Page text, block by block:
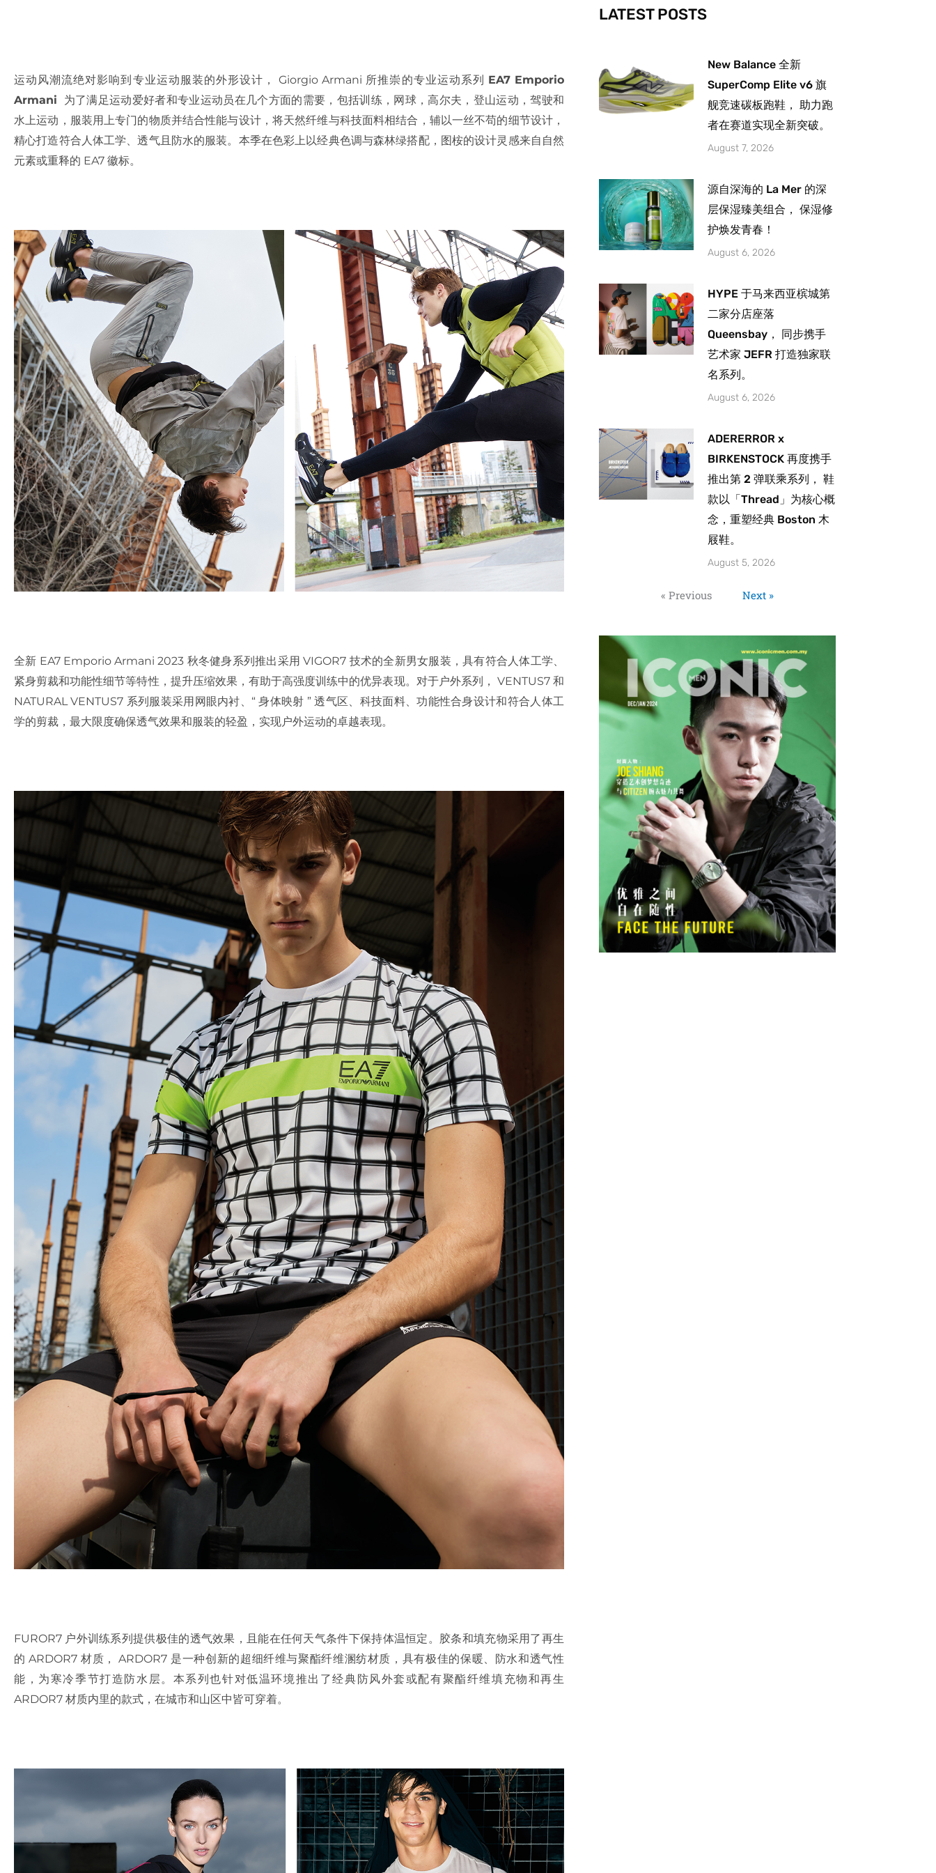
运动风潮流绝对影响到专业运动服装的外形设计， Giorgio Armani 所推崇的专业运动系列 EA7 Emporio
Armani
为了满足运动爱好者和专业运动员在几个方面的需要，包括训练，网球，高尔夫，登山运动，驾驶和
水上运动，服装用上专门的物质并结合性能与设计，将天然纤维与科技面料相结合，辅以一丝不苟的细节设计，
精心打造符合人体工学、透气且防水的服装。本季在色彩上以经典色调与森林绿搭配，图桉的设计灵感来自自然
元素或重释的 EA7 徽标。
全新 EA7 Emporio Armani 2023 秋冬健身系列推出采用 VIGOR7 技术的全新男女服装，具有符合人体工学、
紧身剪裁和功能性细节等特性，提升压缩效果，有助于高强度训练中的优异表现。对于户外系列， VENTUS7 和
NATURAL VENTUS7 系列服装采用网眼内衬、“ 身体映射 ” 透气区、科技面料、功能性合身设计和符合人体工
学的剪裁，最大限度确保透气效果和服装的轻盈，实现户外运动的卓越表现。
FUROR7 户外训练系列提供极佳的透气效果，且能在任何天气条件下保持体温恒定。胶条和填充物采用了再生
的 ARDOR7 材质， ARDOR7 是一种创新的超细纤维与聚酯纤维溷纺材质，具有极佳的保暖、防水和透气性
能，为寒冷季节打造防水层。本系列也针对低温环境推出了经典防风外套或配有聚酯纤维填充物和再生
ARDOR7 材质内里的款式，在城市和山区中皆可穿着。
-
f
m
LATEST POSTS
New Balance 全新
SuperComp Elite v6 旗
舰竞速碳板跑鞋， 助力跑
者在赛道实现全新突破。
August 7, 2026
源自深海的 La Mer 的深
层保湿臻美组合， 保湿修
护焕发青春！
August 6, 2026
HYPE 于马来西亚槟城第
二家分店座落
Queensbay， 同步携手
艺术家 JEFR 打造独家联
名系列。
August 6, 2026
ADERERROR x
BIRKENSTOCK 再度携手
推出第 2 弹联乘系列， 鞋
款以「Thread」为核心概
念，重塑经典 Boston 木
屐鞋。
August 5, 2026
« Previous Next »